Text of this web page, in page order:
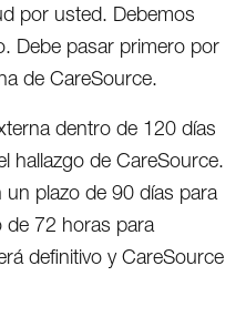
por usted. Debemos
Debe pasar primero por
de CareSource.
dentro de 120 días
hallazgo de CareSource.
un plazo de 90 días para
de 72 horas para
definitivo y CareSource